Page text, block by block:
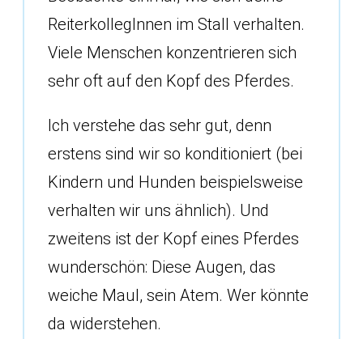
ReiterkollegInnen im Stall verhalten.
Viele Menschen konzentrieren sich
sehr oft auf den Kopf des Pferdes.
Ich verstehe das sehr gut, denn
erstens sind wir so konditioniert (bei
Kindern und Hunden beispielsweise
verhalten wir uns ähnlich). Und
zweitens ist der Kopf eines Pferdes
wunderschön: Diese Augen, das
weiche Maul, sein Atem. Wer könnte
da widerstehen.